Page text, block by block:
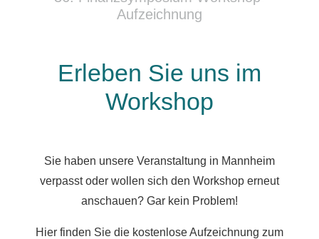
Aufzeichnung
Erleben Sie uns im
Workshop
Sie haben unsere Veranstaltung in Mannheim
verpasst oder wollen sich den Workshop erneut
anschauen? Gar kein Problem!
Hier finden Sie die kostenlose Aufzeichnung zum